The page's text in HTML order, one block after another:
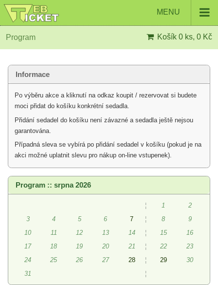
MENU
Program Košík 0 ks, 0 Kč
Informace
Po výběru akce a kliknutí na odkaz koupit / rezervovat si budete
moci přidat do košíku konkrétní sedadla.
Přidání sedadel do košíku není závazné a sedadla ještě nejsou
garantována.
Případná sleva se vybírá po přidání sedadel v košíku (pokud je na
akci možné uplatnit slevu pro nákup on-line vstupenek).
Program :: srpna 2026
¦ 1
2
3
4 5 6 7 ¦ 8
9
10
11 12 13 14 ¦ 15
16
17
18 19 20 21 ¦ 22
23
24
25 26 27 28 ¦ 29
30
31
¦